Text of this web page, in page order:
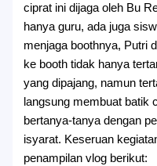
ciprat ini dijaga oleh Bu
hanya guru, ada juga
menjaga boothnya, Putri
ke booth tidak hanya
yang dipajang, namun
langsung membuat batik
bertanya-tanya dengan
isyarat. Keseruan
penampilan vlog berikut: